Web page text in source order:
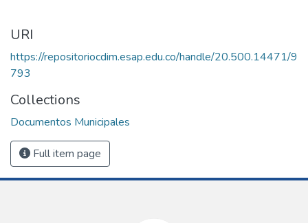
URI
https://repositoriocdim.esap.edu.co/handle/20.500.14471/9
793
Collections
Documentos Municipales
Full item page